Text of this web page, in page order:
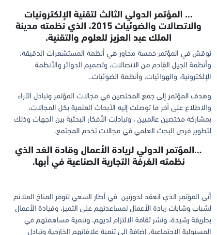
… المؤتمر الدولي الثالث لتقنية الإلكترونيات
والاتصالات والضوئيات 2015، الذي نظمته مدينة
الملك عبد العزيز للعلوم والتقنية.
نوقش في المؤتمر خمسة محاور هي أنظمة المستشعرات الدقيقة،
وأنظمة الجيل القادم من الاتصالات، وتصميم الدوائر والأنظمة
الإلكترونية، والهوائيات، وأنظمة الضوئيات..
وهدف المؤتمر إلى جمع المختصين في مجالات المؤتمر وتبادل الآراء
والاطلاع على آخر ما توصلت إليه الأبحاث العلمية بكل المجالات،
بمشاركة مختصين عالميين ، وتبادلت الأفكار البحثية بين الجهات وذلك
لتطوير فرص البحث العلمي في مجالات تخدم المجتمع.
…المؤتمر الدولي لريادة الأعمال وقادة الغد الذي
نظمته الغرفة التجارية الصناعية في أبها.
أتى المؤتمر الذي انعقد لدورتين في أطار السعي لتوفر المناخ الملائم
لشباب وشابات ريادة الأعمال لمساعدتهم على التميز، وقيادة الأعمال
بطريقة رشيدة، ونشر ثقافة الالتزام لديهم، وتنمية مساهمتهم في
المسئولية الاجتماعية، إضافة الى تنمية علاقاتهم الخارجية وتبادل